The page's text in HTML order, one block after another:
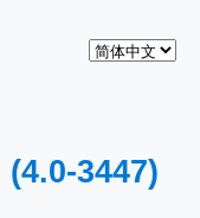
(4.0-3447)